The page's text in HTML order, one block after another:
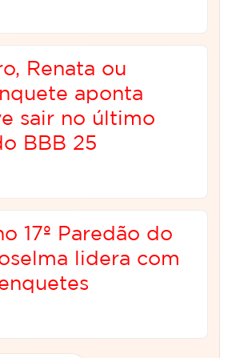
Renata ou
aponta
sair no último
BBB 25
17º Paredão do
lidera com